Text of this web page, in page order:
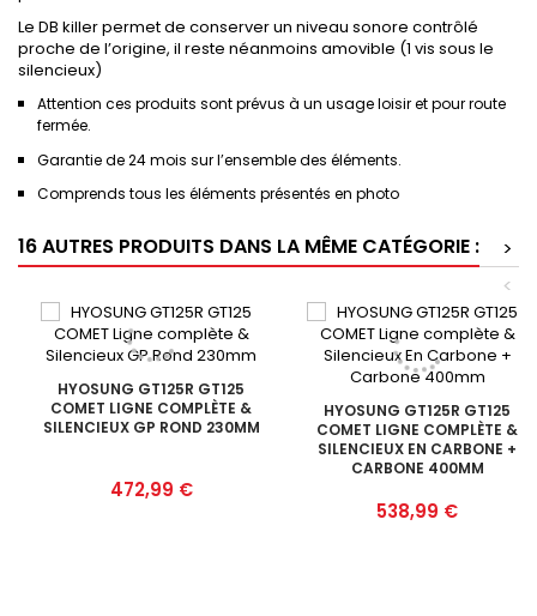
Le DB killer permet de conserver un niveau sonore contrôlé
proche de l’origine, il reste néanmoins amovible (1 vis sous le
silencieux)
Attention ces produits sont prévus à un usage loisir et pour route
fermée.
Garantie de 24 mois sur l’ensemble des éléments.
Comprends tous les éléments présentés en photo
16 AUTRES PRODUITS DANS LA MÊME CATÉGORIE :
>
<
HYOSUNG GT125R GT125
COMET LIGNE COMPLÈTE &
SILENCIEUX GP ROND 230MM
Prix
472,99 €
HYOSUNG GT125R GT125
COMET LIGNE COMPLÈTE &
SILENCIEUX EN CARBONE +
CARBONE 400MM
Prix
538,99 €